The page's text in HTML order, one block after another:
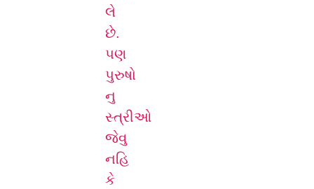
લે
છે.
પણ
પુરુષો
નુ
સ્ત્રીઓ
જેવુ
નહિ
કે